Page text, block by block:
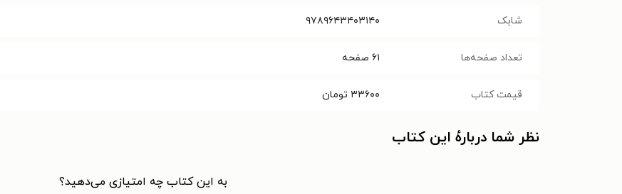
شابک ۹۷۸۹۶۴۳۴۰۳۱۴۰
تعداد صفحه‌ها ۶۱ صفحه
قیمت کتاب ۳۳۶۰۰ تومان
نظر شما دربارهٔ این کتاب
به این کتاب چه امتیازی می‌دهید؟